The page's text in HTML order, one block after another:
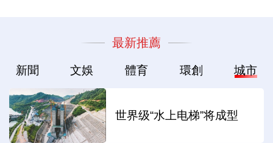
最新推薦
新聞 文娛 體育 環創 城市
世界级“水上电梯”将成型